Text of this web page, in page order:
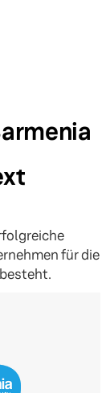
für die